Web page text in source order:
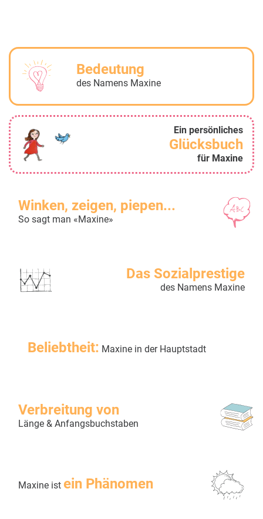
Bedeutung
des Namens Maxine
Ein persönliches
Glücksbuch
für Maxine
Winken, zeigen, piepen...
So sagt man «Maxine»
Das Sozialprestige
des Namens Maxine
Beliebtheit: Maxine in der Hauptstadt
Verbreitung von
Länge & Anfangsbuchstaben
Maxine ist ein Phänomen